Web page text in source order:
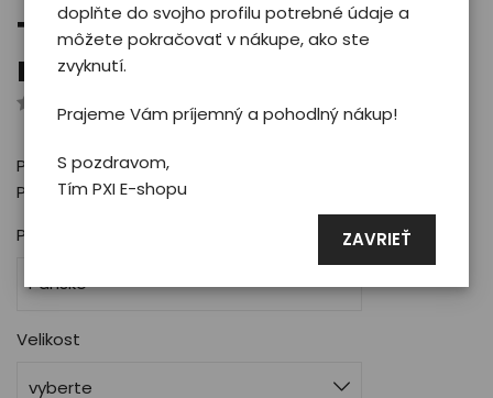
doplňte do svojho profilu potrebné údaje a
môžete pokračovať v nákupe, ako ste
zvyknutí.
Prajeme Vám príjemný a pohodlný nákup!
S pozdravom,
Tím PXI E-shopu
ZAVRIEŤ
Tričko Phoenix PXI 2024 -
man/grey
Hodnotilo 0 užívateľov
Pánske bavlnené tričko v šedej farbe s motívom
Phoenix PXI 2024
Pro koho
Pánske
Velikost
vyberte